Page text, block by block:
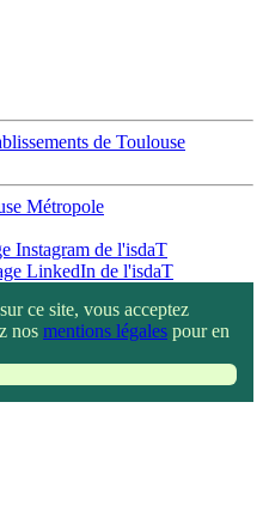
ce site, vous acceptez
nos mentions légales pour en